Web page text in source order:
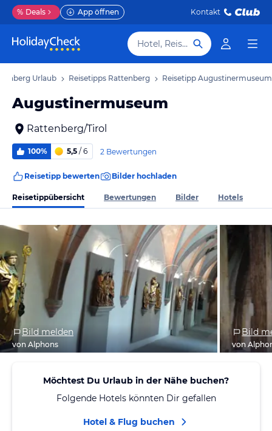
% Deals App öffnen Kontakt
Hotel, Reiseziel
Urlaub Reisetipps Rattenberg Reisetipp Augustinermuseum
Augustinermuseum
Rattenberg/Tirol
100% 5,5 / 6 2 Bewertungen
Reisetipp bewerten Bilder hochladen
Reisetippübersicht Bewertungen Bilder Hotels
Bild melden
von Alphons
Bild
von
Möchtest Du Urlaub in der Nähe buchen?
Folgende Hotels könnten Dir gefallen
Hotel & Flug buchen